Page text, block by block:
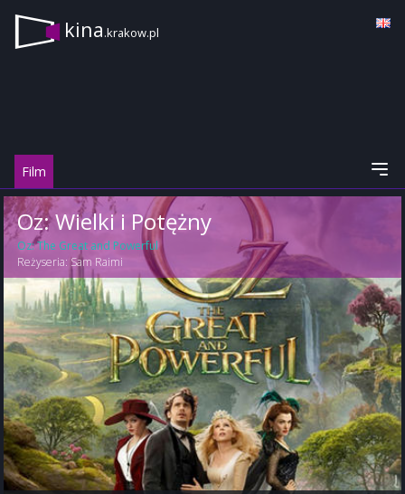
kina.krakow.pl
Film
Oz: Wielki i Potężny
Oz: The Great and Powerful
Reżyseria: Sam Raimi